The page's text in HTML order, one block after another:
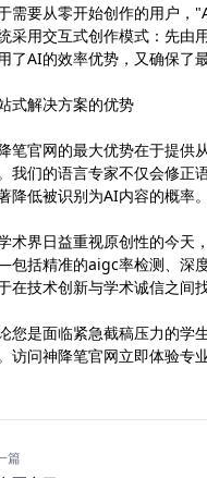
需要从零开始创作的用户，
采用交互式创作模式：先由
了AI的效率优势，又确保了
式解决方案的优势
笔官网的最大优势在于提供
我们的语言专家不仅会修
降低被识别为AI内容的概率。
术界日益重视原创性的今天
括精准的aigc率检测、深
在技术创新与学术诚信之间
您是面临紧急截稿压力的学
访问神降笔官网立即体验专
篇